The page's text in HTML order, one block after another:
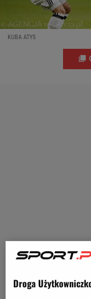
KUBA ATYS
Droga